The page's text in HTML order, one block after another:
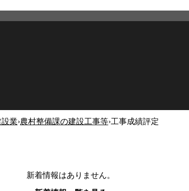
業›農村整備課の建設工事等›工事成績評定
新着情報はありません。